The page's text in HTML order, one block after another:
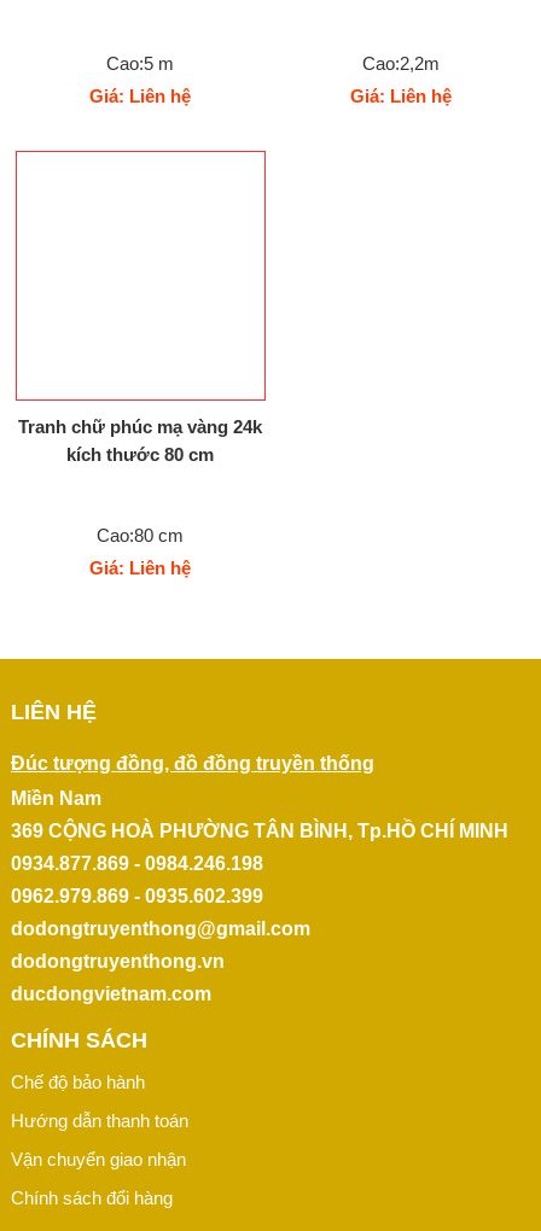
Cao:5 m
Giá: Liên hệ
Cao:2,2m
Giá: Liên hệ
Tranh chữ phúc mạ vàng 24k
kích thước 80 cm
Cao:80 cm
Giá: Liên hệ
LIÊN HỆ
Đúc tượng đồng, đồ đồng truyền thống
Miền Nam
369 CỘNG HOÀ PHƯỜNG TÂN BÌNH, Tp.HỒ CHÍ MINH
0934.877.869 - 0984.246.198
0962.979.869 - 0935.602.399
dodongtruyenthong@gmail.com
dodongtruyenthong.vn
ducdongvietnam.com
CHÍNH SÁCH
Chế độ bảo hành
Hướng dẫn thanh toán
Vận chuyển giao nhận
Chính sách đổi hàng